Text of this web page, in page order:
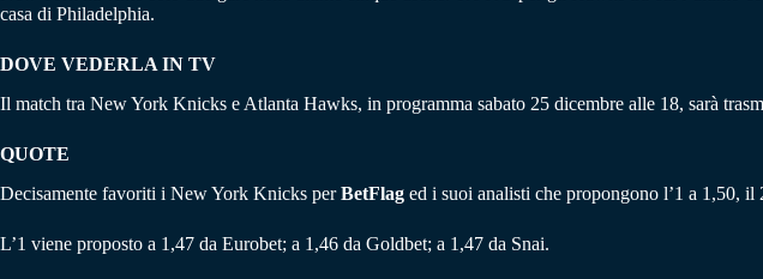
casa di Philadelphia.
DOVE VEDERLA IN TV
Il match tra New York Knicks e Atlanta Hawks, in programma sabato 25 dicembre alle 18, sarà
QUOTE
Decisamente favoriti i New York Knicks perBetFlag ed i suoi analisti che propongono l’1 a 1,50, il
L’1 viene proposto a 1,47 da Eurobet; a 1,46 da Goldbet; a 1,47 da Snai.